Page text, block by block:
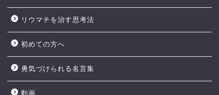
リウマチを治す思考法
初めての方へ
勇気づけられる名言集
動画